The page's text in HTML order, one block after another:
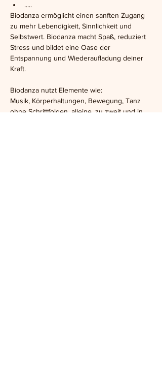
.....
Biodanza ermöglicht einen sanften Zugang
zu mehr Lebendigkeit, Sinnlichkeit und
Selbstwert. Biodanza macht Spaß, reduziert
Stress und bildet eine Oase der
Entspannung und Wiederaufladung deiner
Kraft.
Biodanza nutzt Elemente wie:
Musik, Körperhaltungen, Bewegung, Tanz
ohne Schrittfolgen, alleine, zu zweit und in